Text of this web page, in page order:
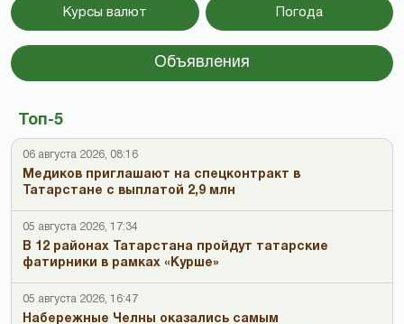
Курсы валют Погода
Объявления
Топ-5
06 августа 2026, 08:16
Медиков приглашают на спецконтракт в
Татарстане с выплатой 2,9 млн
05 августа 2026, 17:34
В 12 районах Татарстана пройдут татарские
фатирники в рамках «Курше»
05 августа 2026, 16:47
Набережные Челны оказались самым